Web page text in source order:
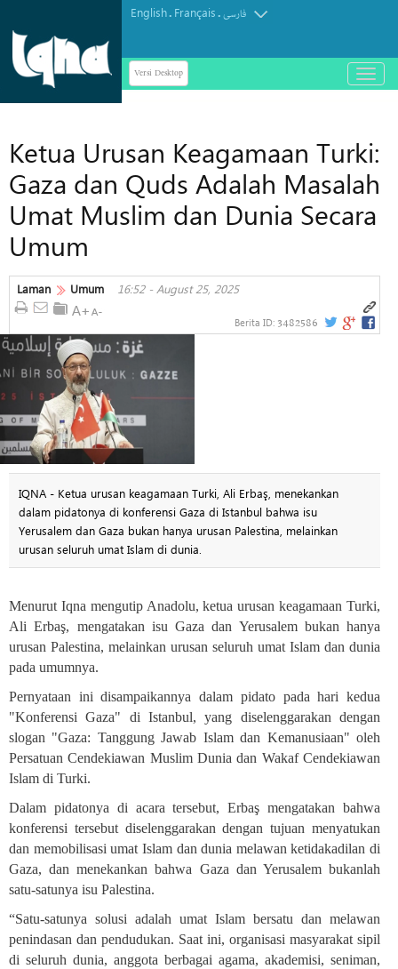
English. Français.فارسی
Versi Desktop
باز
و
منو
Ketua Urusan Keagamaan Turki:
Gaza dan Quds Adalah Masalah
Umat Muslim dan Dunia Secara
Umum
Laman Umum 16:52 - August 25, 2025
Berita ID: 3482586
IQNA - Ketua urusan keagamaan Turki, Ali Erbaş, menekankan
dalam pidatonya di konferensi Gaza di Istanbul bahwa isu
Yerusalem dan Gaza bukan hanya urusan Palestina, melainkan
urusan seluruh umat Islam di dunia.
Menurut Iqna mengutip Anadolu, ketua urusan keagamaan Turki,
Ali Erbaş, mengatakan isu Gaza dan Yerusalem bukan hanya
urusan Palestina, melainkan urusan seluruh umat Islam dan dunia
pada umumnya.
Pernyataan ini disampaikannya dalam pidato pada hari kedua
"Konferensi Gaza" di Istanbul, yang diselenggarakan dengan
slogan "Gaza: Tanggung Jawab Islam dan Kemanusiaan" oleh
Persatuan Cendekiawan Muslim Dunia dan Wakaf Cendekiawan
Islam di Turki.
Dalam pidatonya di acara tersebut, Erbaş mengatakan bahwa
konferensi tersebut diselenggarakan dengan tujuan menyatukan
dan memobilisasi umat Islam dan dunia melawan ketidakadilan di
Gaza, dan menekankan bahwa Gaza dan Yerusalem bukanlah
satu-satunya isu Palestina.
“Satu-satunya solusi adalah umat Islam bersatu dan melawan
penindasan dan pendudukan. Saat ini, organisasi masyarakat sipil
di seluruh dunia, anggota berbagai agama, akademisi, seniman,